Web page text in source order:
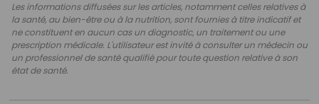
Les informations diffusées sur les articles, notamment celles relatives à
la santé, au bien-être ou à la nutrition, sont fournies à titre indicatif et
ne constituent en aucun cas un diagnostic, un traitement ou une
prescription médicale. L'utilisateur est invité à consulter un médecin ou
un professionnel de santé qualifié pour toute question relative à son
état de santé.